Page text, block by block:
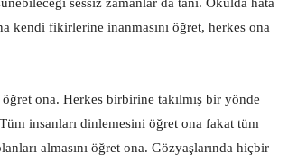
kendi fikirlerine inanmasını öğret, herkes ona
ona. Herkes birbirine takılmış bir yönde
insanları dinlemesini öğret ona fakat tüm
almasını öğret ona. Gözyaşlarında hiçbir